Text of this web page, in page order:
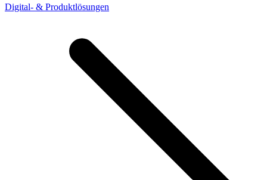
Digital- & Produktlösungen